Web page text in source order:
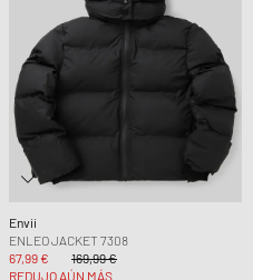
Envii
ENLEO JACKET 7308
67,99 €
169,99 €
REDUJO AÚN MÁS